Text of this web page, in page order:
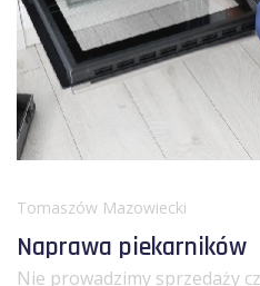
Tomaszów Mazowiecki
Naprawa piekarników
Nie prowadzimy sprzedaży